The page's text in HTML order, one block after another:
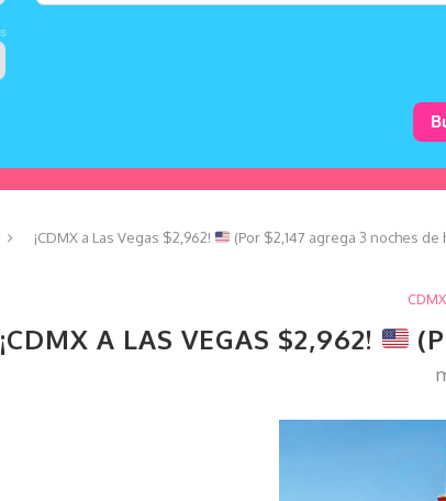
¡CDMX a Las Vegas $2,962! (Por $2,147 agrega 3 noches de
CDMX
¡CDMX A LAS VEGAS $2,962!